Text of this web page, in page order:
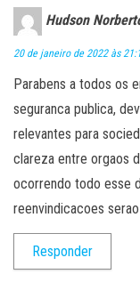
Hudson
20 de janeiro de 2022 às
Parabens a todos os
seguranca publica,
relevantes para
clareza entre orgaos
ocorrendo todo esse
reenvindicacoes
Responder